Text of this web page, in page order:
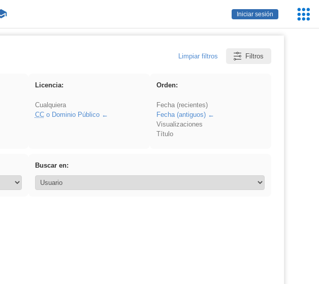
Iniciar sesión
Limpiar filtros Filtros
Licencia:
Cualquiera
CCo Dominio Público
Orden:
Fecha (recientes)
Fecha (antiguos)
Visualizaciones
Título
Buscar en: